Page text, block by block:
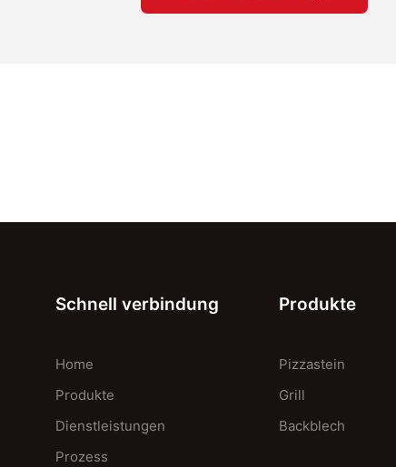
Schnell verbindung
Home
Produkte
Dienstleistungen
Prozess
Produkte
Pizzastein
Grill
Backblech